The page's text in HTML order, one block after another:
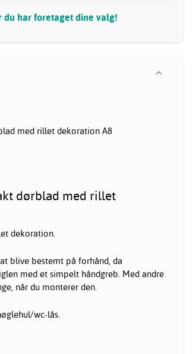
du har foretaget dine valg!
med rillet dekoration A8
dørblad med rillet
dekoration.
blive bestemt på forhånd, da
med et simpelt håndgreb. Med andre
når du monterer den.
wc-lås.